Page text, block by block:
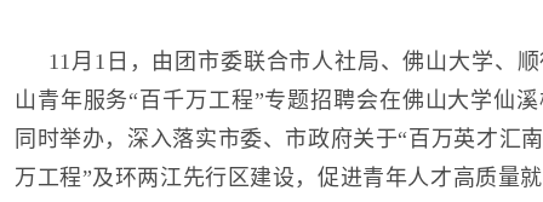
11月1日，由团市委联合市人社局、佛山大学、
山青年服务“百千万工程”专题招聘会在佛山大学仙
同时举办，深入落实市委、市政府关于“百万英才汇
万工程”及环两江先行区建设，促进青年人才高质量